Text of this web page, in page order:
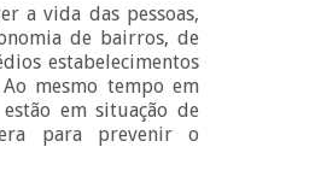
a vida das pessoas,
de bairros, de
estabelecimentos
mesmo tempo em
em situação de
para prevenir o